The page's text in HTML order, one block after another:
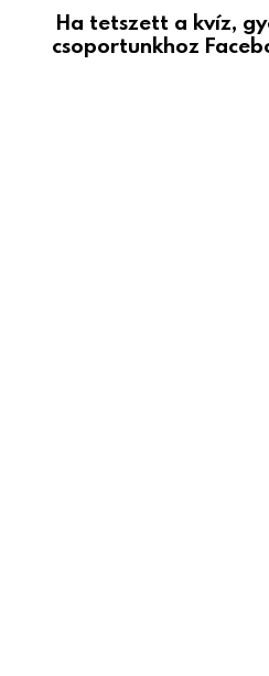
Ha tetszett a kvíz,
csoportunkhoz